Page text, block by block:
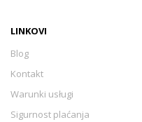
LINKOVI
Blog
Kontakt
Warunki usługi
Sigurnost plaćanja